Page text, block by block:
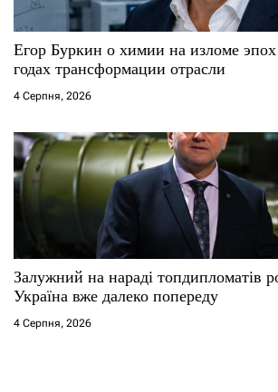
Егор Буркин о химии на изломе
годах трансформации отрасли
4 Серпня, 2026
Залужний на нараді топдипломатів
Україна вже далеко попереду
4 Серпня, 2026